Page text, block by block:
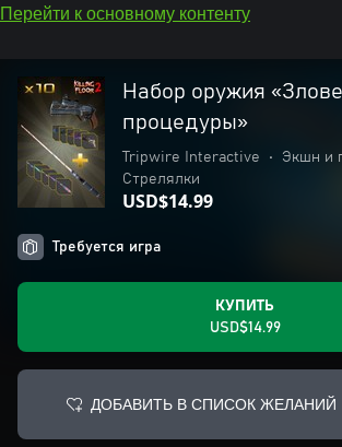
Перейти к основному контенту
Набор оружия
процедуры»
Tripwire Interactive • Экшн и
Стрелялки
USD$14.99
Требуется игра
КУПИТЬ
USD$14.99
ДОБАВИТЬ В СПИСОК ЖЕЛАНИЙ